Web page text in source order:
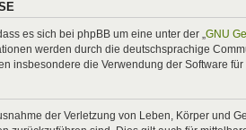
es sich bei phpBB um eine unter der „ GNU
werden durch die deutschsprachige
insbesondere die Verwendung der Software
der Verletzung von Leben, Körper und